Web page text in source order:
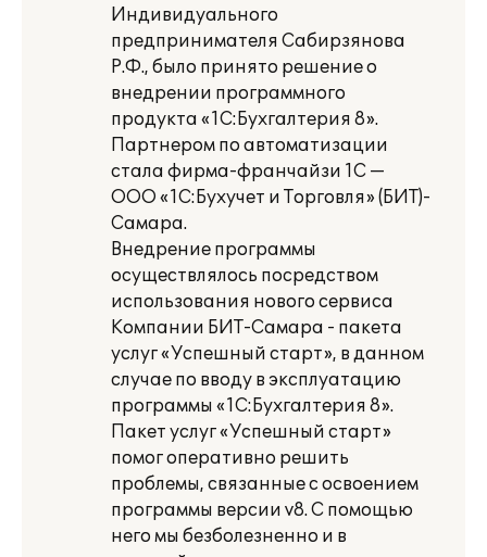
Индивидуального
предпринимателя Сабирзянова
Р.Ф., было принято решение о
внедрении программного
продукта «1С:Бухгалтерия 8».
Партнером по автоматизации
стала фирма-франчайзи 1С —
ООО «1С:Бухучет и Торговля» (БИТ)-
Самара.
Внедрение программы
осуществлялось посредством
использования нового сервиса
Компании БИТ-Самара - пакета
услуг «Успешный старт», в данном
случае по вводу в эксплуатацию
программы «1С:Бухгалтерия 8».
Пакет услуг «Успешный старт»
помог оперативно решить
проблемы, связанные с освоением
программы версии v8. С помощью
него мы безболезненно и в